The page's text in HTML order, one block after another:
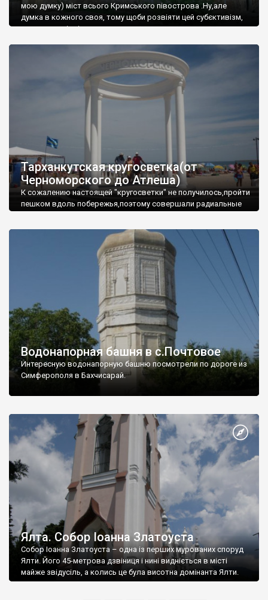
мою думку) міст всього Кримського півострова .Ну,але
думка в кожного своя, тому щоби розвіяти цей субєктивізм,
запрошую відвідати це
Тарханкутская кругосветка(от
Черноморского до Атлеша)
К сожалению настоящей "кругосветки" не получилось,пройти
пешком вдоль побережья,поэтому совершали радиальные
Водонапорная башня в с.Почтовое
Интересную водонапорную башню посмотрели по дороге из
Симферополя в Бахчисарай.
Ялта. Собор Іоанна Златоуста
Собор Іоанна Златоуста – одна із перших мурованих споруд
Ялти. Його 45-метрова дзвіниця і нині видніється в місті
майже звідусіль, а колись це була висотна домінанта Ялти.